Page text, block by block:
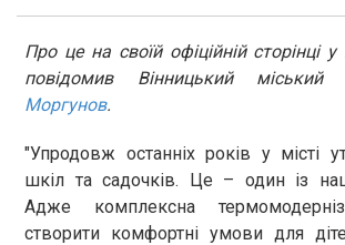
Про це на своїй офіційній сторінці
повідомив Вінницький
Моргунов.
"Упродовж останніх років у місті
шкіл та садочків. Це – один із
Адже комплексна
створити комфортні умови для